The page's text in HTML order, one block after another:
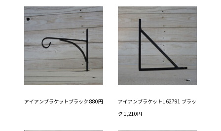
アイアンブラケットブラック 880円
アイアンブラケットL 62791 ブラッ
ク 1,210円